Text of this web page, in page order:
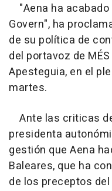
"Aena ha
Govern", ha
de su política de
del portavoz de
Apesteguia, en el
martes.
Ante las criticas
presidenta
gestión que Aena
Baleares, que ha
de los preceptos del